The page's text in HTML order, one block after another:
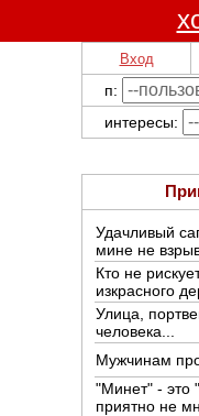
Вход
п:
интересы:
Удачливый
мине не
Кто не
изкрасного
Улица,
человека...
Мужчинам
"Минет" - это
приятно не